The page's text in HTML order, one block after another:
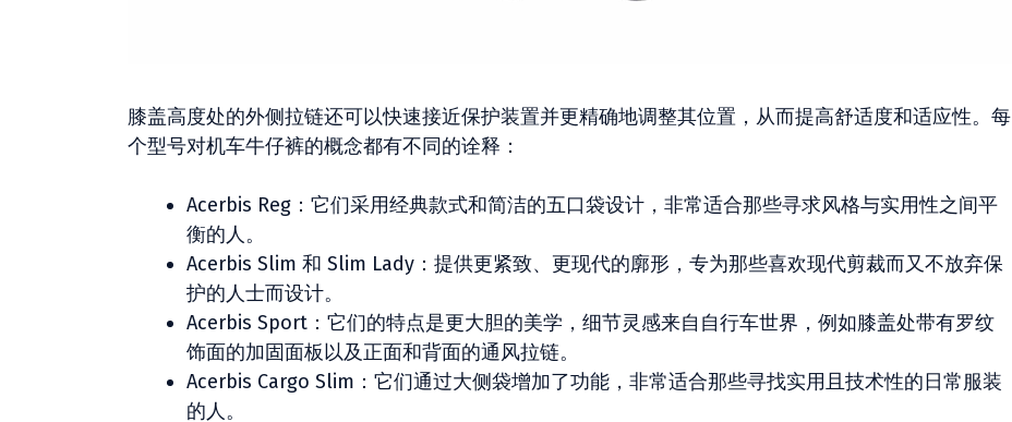
膝盖高度处的外侧拉链还可以快速接近保护装置并更精确地调整其位置，从而提高舒适度和适应性。每
个型号对机车牛仔裤的概念都有不同的诠释：
Acerbis Reg：它们采用经典款式和简洁的五口袋设计，非常适合那些寻求风格与实用性之间平
衡的人。
Acerbis Slim 和 Slim Lady：提供更紧致、更现代的廓形，专为那些喜欢现代剪裁而又不放弃保
护的人士而设计。
Acerbis Sport：它们的特点是更大胆的美学，细节灵感来自自行车世界，例如膝盖处带有罗纹
饰面的加固面板以及正面和背面的通风拉链。
Acerbis Cargo Slim：它们通过大侧袋增加了功能，非常适合那些寻找实用且技术性的日常服装
的人。